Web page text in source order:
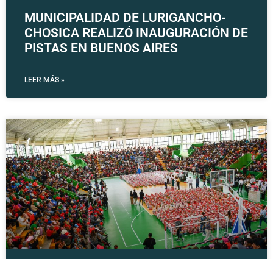
MUNICIPALIDAD DE LURIGANCHO-
CHOSICA REALIZÓ INAUGURACIÓN DE
PISTAS EN BUENOS AIRES
LEER MÁS »